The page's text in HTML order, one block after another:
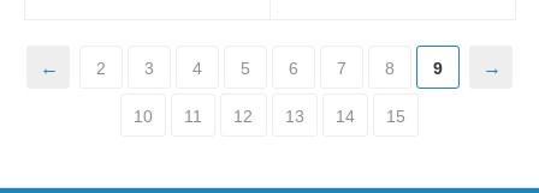
2 3 4 5 6 7 8 9
10 11 12 13 14 15